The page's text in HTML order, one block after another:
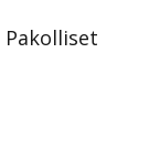
Pakolliset